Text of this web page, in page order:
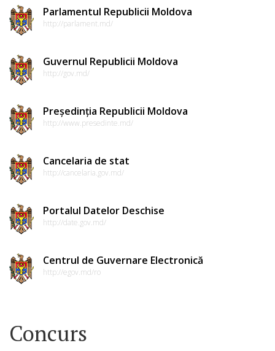
Parlamentul Republicii Moldova
http://parlament.md/
Guvernul Republicii Moldova
http://gov.md/
Președinția Republicii Moldova
http://www.presedinte.md/
Cancelaria de stat
http://cancelaria.gov.md/
Portalul Datelor Deschise
http://date.gov.md/
Centrul de Guvernare Electronică
http://egov.md/ro
Concurs